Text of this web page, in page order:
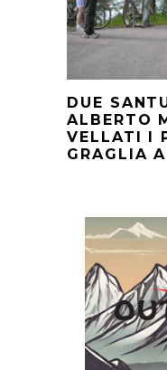
DUE
ALBERTO
VELLATI I
GRAGLIA